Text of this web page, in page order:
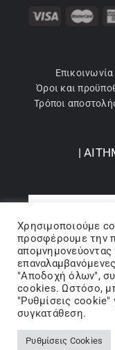
Επικοινωνία
Όροι και
Τρόποι
|
Copyright 2024 ©
Χρησιμοποιούμε
προσφέρουμε την
απομνημονεύοντας
"Αποδοχή όλων",
cookies. Ωστόσο,
"Ρυθμίσεις cookie"
συγκατάθεση.
Ρυθμίσεις Cookies